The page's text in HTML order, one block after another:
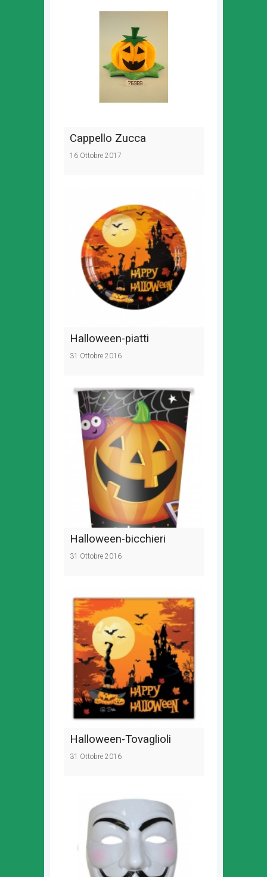
Cappello Zucca
16 Ottobre 2017
Halloween-piatti
31 Ottobre 2016
Halloween-bicchieri
31 Ottobre 2016
Halloween-Tovaglioli
31 Ottobre 2016